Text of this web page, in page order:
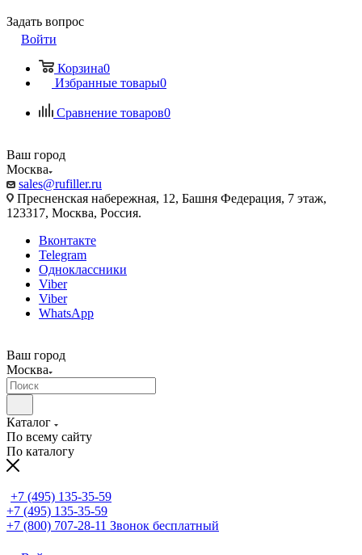
Задать вопрос
Войти
Корзина0
Избранные товары0
Сравнение товаров0
Ваш город
Москва
sales@rufiller.ru
Пресненская набережная, 12, Башня Федерация, 7 этаж,
123317, Москва, Россия.
Вконтакте
Telegram
Одноклассники
Viber
Viber
WhatsApp
Ваш город
Москва
Каталог
По всему сайту
По каталогу
+7 (495) 135-35-59
+7 (495) 135-35-59
+7 (800) 707-28-11 Звонок бесплатный